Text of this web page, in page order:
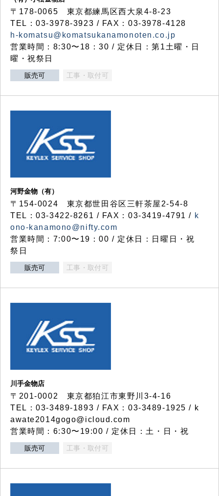
〒178-0065 東京都練馬区西大泉4-8-23
TEL：03-3978-3923 / FAX：03-3978-4128
h-komatsu@komatsukanamonoten.co.jp
営業時間：8:30〜18：30 / 定休日：第1土曜・日
曜・祝祭日
販売可 工事・取付可
河野金物（有）
〒154-0024 東京都世田谷区三軒茶屋2-54-8
TEL：03-3422-8261 / FAX：03-3419-4791 / k
ono-kanamono@nifty.com
営業時間：7:00〜19：00 / 定休日：日曜日・祝
祭日
販売可 工事・取付可
川手金物店
〒201-0002 東京都狛江市東野川3-4-16
TEL：03-3489-1893 / FAX：03-3489-1925 / k
awate2014gogo@icloud.com
営業時間：6:30〜19:00 / 定休日：土・日・祝
販売可 工事・取付可